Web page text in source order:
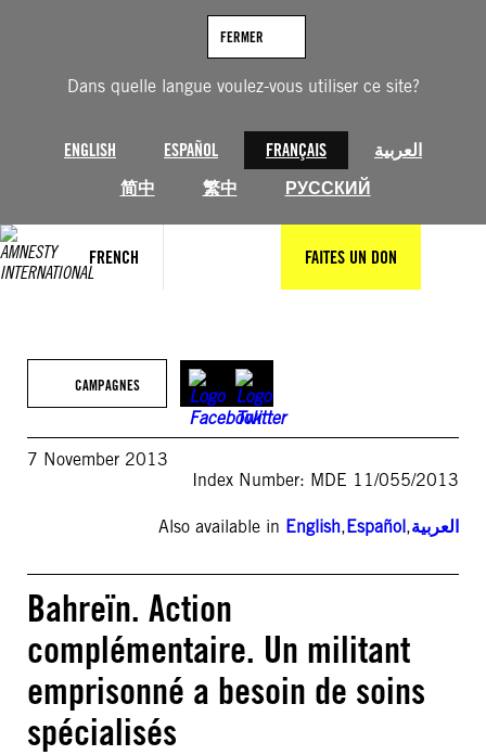
Dans quelle langue voulez-vous utiliser ce site?
ENGLISH ESPAÑOL FRANÇAIS
العربية
简中
繁中 РУССКИЙ
FERMER
FRENCH FAITES UN DON
CAMPAGNES
7 November 2013
Index Number: MDE 11/055/2013
Also available in English,Español,العربية
Bahreïn. Action
complémentaire. Un militant
emprisonné a besoin de soins
spécialisés